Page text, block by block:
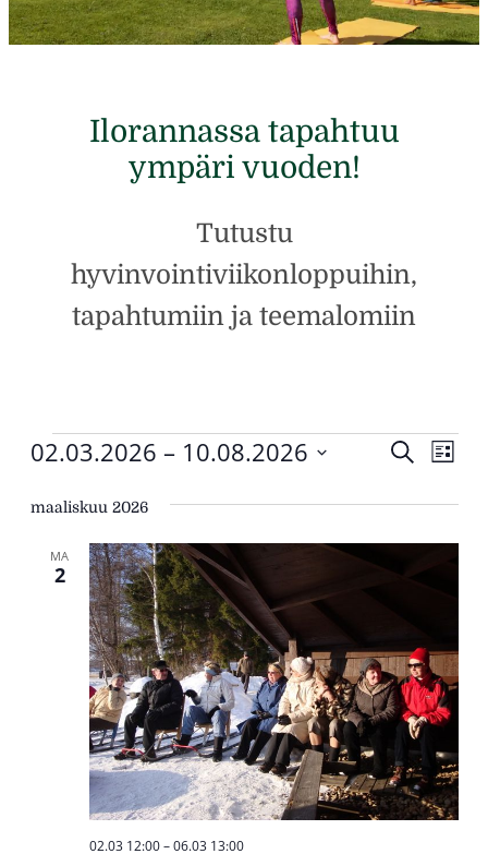
Ilorannassa tapahtuu
ympäri vuoden!
Tutustu
hyvinvointiviikonloppuihin,
tapahtumiin ja teemalomiin
Tapahtumat Etsi Lista
02.03.2026 – 10.08.2026
päivä.
maaliskuu 2026
MA
2
02.03 12:00–06.03 13:00